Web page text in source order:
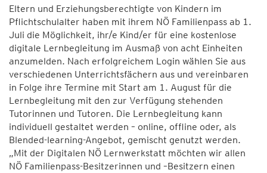
Eltern und Erziehungsberechtigte von Kindern im
Pflichtschulalter haben mit ihrem NÖ Familienpass ab 1.
Juli die Möglichkeit, ihr/e Kind/er für eine kostenlose
digitale Lernbegleitung im Ausmaß von acht Einheiten
anzumelden. Nach erfolgreichem Login wählen Sie aus
verschiedenen Unterrichtsfächern aus und vereinbaren
in Folge ihre Termine mit Start am 1. August für die
Lernbegleitung mit den zur Verfügung stehenden
Tutorinnen und Tutoren. Die Lernbegleitung kann
individuell gestaltet werden – online, offline oder, als
Blended-learning-Angebot, gemischt genutzt werden.
„Mit der Digitalen NÖ Lernwerkstatt möchten wir allen
NÖ Familienpass-Besitzerinnen und –Besitzern einen